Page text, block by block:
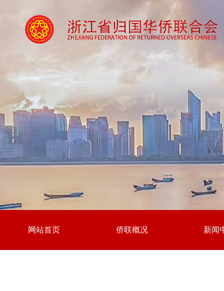
网站首页 侨联概况 新闻